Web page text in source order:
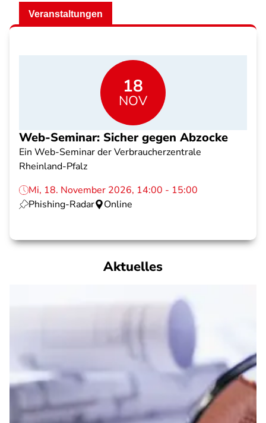
Veranstaltungen
18
NOV
Web-Seminar: Sicher gegen Abzocke
Ein Web-Seminar der Verbraucherzentrale
Rheinland-Pfalz
Mi, 18. November 2026, 14:00 - 15:00
Phishing-Radar
Online
Aktuelles